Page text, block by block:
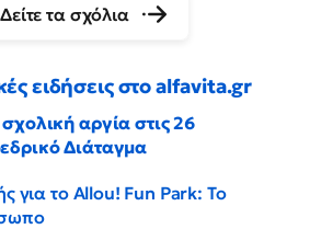
Δείτε τα σχόλια
ειδήσεις στο alfavita.gr
αργία στις 26
Διάταγμα
για το Allou! Fun Park: Το